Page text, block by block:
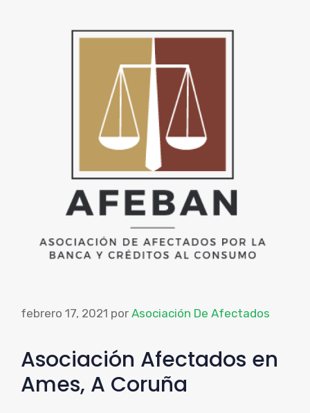
febrero 17, 2021 por Asociación De Afectados
Asociación Afectados en
Ames, A Coruña